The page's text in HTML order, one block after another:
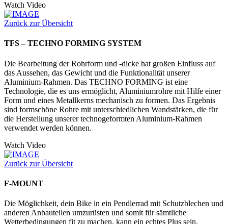
Watch Video
Zurück zur Übersicht
TFS – TECHNO FORMING SYSTEM
Die Bearbeitung der Rohrform und -dicke hat großen Einfluss auf
das Aussehen, das Gewicht und die Funktionalität unserer
Aluminium-Rahmen. Das TECHNO FORMING ist eine
Technologie, die es uns ermöglicht, Aluminiumrohre mit Hilfe einer
Form und eines Metallkerns mechanisch zu formen. Das Ergebnis
sind formschöne Rohre mit unterschiedlichen Wandstärken, die für
die Herstellung unserer technogeformten Aluminium-Rahmen
verwendet werden können.
Watch Video
Zurück zur Übersicht
F-MOUNT
Die Möglichkeit, dein Bike in ein Pendlerrad mit Schutzblechen und
anderen Anbauteilen umzurüsten und somit für sämtliche
Wetterbedingungen fit zu machen, kann ein echtes Plus sein.